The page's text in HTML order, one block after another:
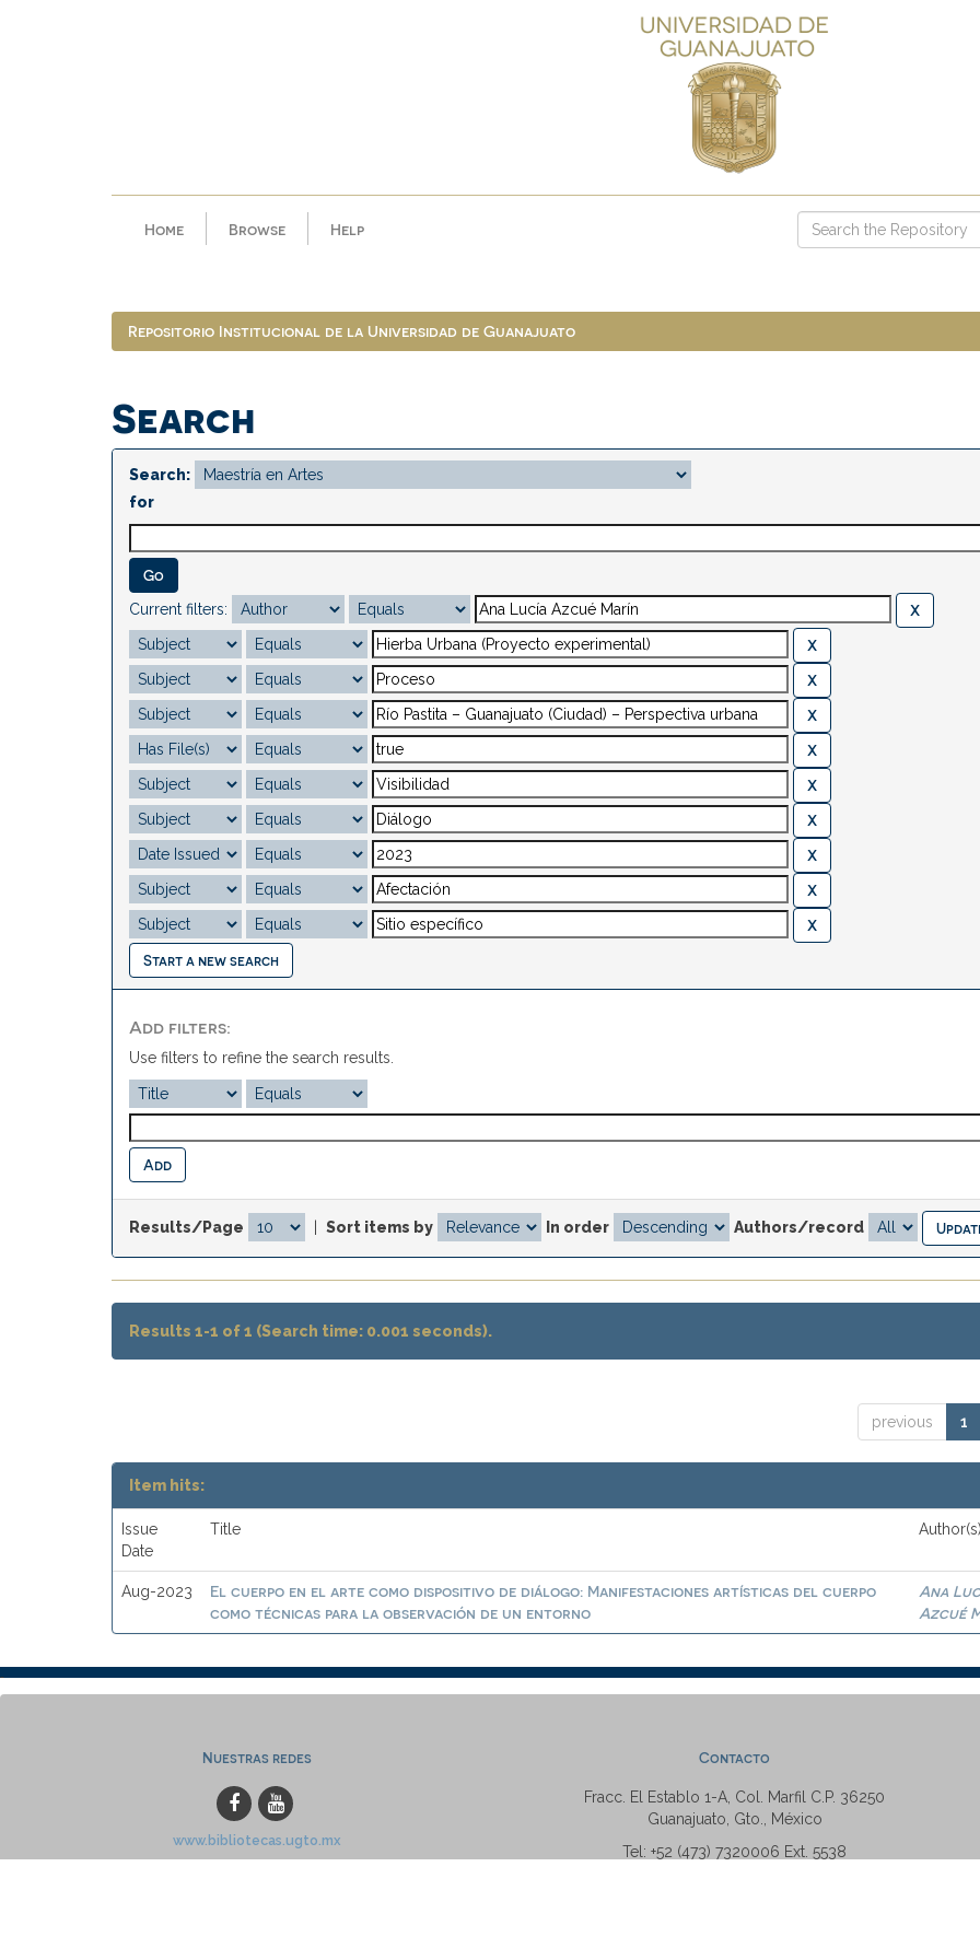
Home Browse Help
Repositorio Institucional de la Universidad de Guanajuato
Search
Search:
for
Current filters:
Start a new search
Add filters:
Use filters to refine the search results.
Results/Page Sort items by In order Authors/record
Results 1-1 of 1 (Search time: 0.001 seconds).
previous 1
Item hits:
Issue
Date
Title
Aug-2023
El cuerpo en el arte como dispositivo de diálogo: Manifestaciones artísticas del cuerpo
como técnicas para la observación de un entorno
Ana
Azcué
Nuestras redes
www.bibliotecas.ugto.mx
Contacto
Fracc. El Establo 1-A, Col. Marfil C.P. 36250
Guanajuato, Gto., México
Tel: +52 (473) 7320006 Ext. 5538